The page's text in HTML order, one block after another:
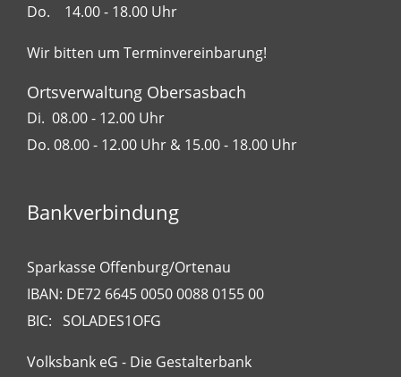
Do. 14.00 - 18.00 Uhr
Wir bitten um Terminvereinbarung!
Ortsverwaltung Obersasbach
Di. 08.00 - 12.00 Uhr
Do. 08.00 - 12.00 Uhr & 15.00 - 18.00 Uhr
Bankverbindung
Sparkasse Offenburg/Ortenau
IBAN: DE72 6645 0050 0088 0155 00
BIC: SOLADES1OFG
Volksbank eG - Die Gestalterbank